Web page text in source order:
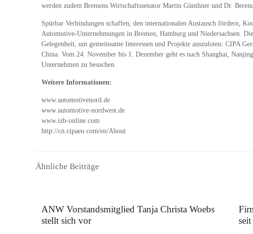
werden zudem Bremens Wirtschaftssenator Martin Günthner und Dr.
Spürbar Verbindungen schaffen, den internationalen Austausch fördern,
Automotive-Unternehmungen in Bremen, Hamburg und Niedersachsen.
Gelegenheit, um gemeinsame Interessen und Projekte auszuloten: CIPA
China. Vom 24. November bis 1. Dezember geht es nach Shanghai,
Unternehmen zu besuchen.
Weitere Informationen:
www.automotivenord.de
www.automotive-nordwest.de
www.izb-online.com
http://cn.cipaeu.com/en/About
Ähnliche Beiträge
ANW Vorstandsmitglied Tanja Christa Woebs
stellt sich vor